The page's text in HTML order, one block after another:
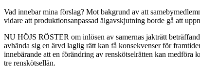
Vad innebar mina förslag? Mot bakgrund av att
vidare att produktionsanpassad älgavskjutning borde gå att
NU HÖJS RÖSTER om inlösen av samernas jakträtt
avhända sig en ärvd laglig rätt kan få konsekvenser för
innebärande att en förändring av renskötselrätten kan medföra
tre renskötsellän.